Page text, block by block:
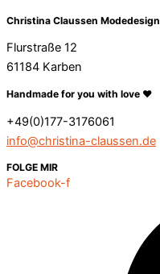
Christina Claussen Modedesign
Flurstraße 12
61184 Karben
Handmade for you with love ❤️
+49(0)177-3176061
info@christina-claussen.de
FOLGE MIR
Facebook-f